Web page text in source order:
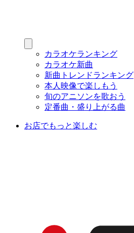
カラオケランキング
カラオケ新曲
新曲トレンドランキング
本人映像で楽しもう
旬のアニソンを歌おう
定番曲・盛り上がる曲
お店でもっと楽しむ